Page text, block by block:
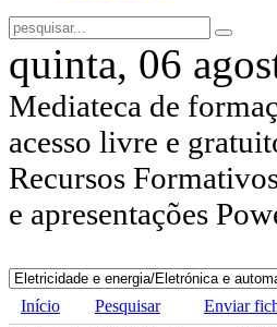
quinta, 06
Mediateca de
acesso livre e
Recursos
e apresentações
Início Pesquisar Enviar